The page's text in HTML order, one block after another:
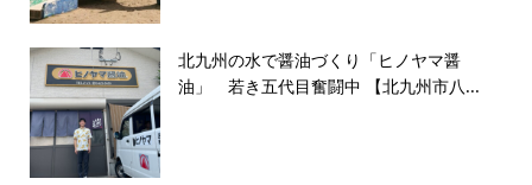
北九州の水で醤油づくり「ヒノヤマ醤
油」 若き五代目奮闘中 【北九州市八...